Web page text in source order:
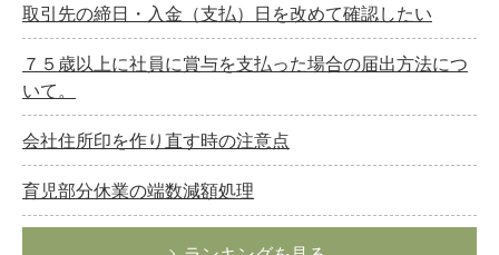
取引先の締日・入金（支払）日を改めて確認したい
７５歳以上に社員に賞与を支払った場合の届出方法につ
いて。
会社住所印を作り直す時の注意点
育児部分休業の端数減額処理